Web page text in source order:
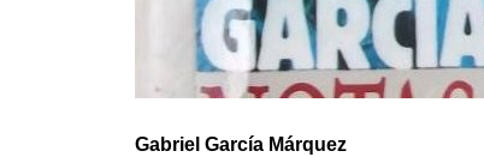
Gabriel García Márquez